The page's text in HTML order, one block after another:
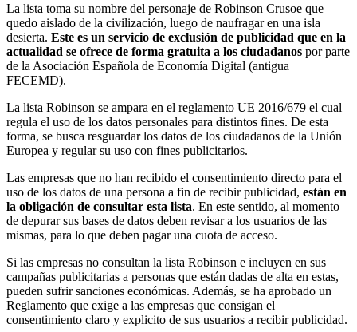
La lista toma su nombre del personaje de Robinson Crusoe que
quedo aislado de la civilización, luego de naufragar en una isla
desierta. Este es un servicio de exclusión de publicidad que en la
actualidad se ofrece de forma gratuita a los ciudadanos por parte
de la Asociación Española de Economía Digital (antigua
FECEMD).
La lista Robinson se ampara en el reglamento UE 2016/679 el cual
regula el uso de los datos personales para distintos fines. De esta
forma, se busca resguardar los datos de los ciudadanos de la Unión
Europea y regular su uso con fines publicitarios.
Las empresas que no han recibido el consentimiento directo para el
uso de los datos de una persona a fin de recibir publicidad, están en
la obligación de consultar esta lista. En este sentido, al momento
de depurar sus bases de datos deben revisar a los usuarios de las
mismas, para lo que deben pagar una cuota de acceso.
Si las empresas no consultan la lista Robinson e incluyen en sus
campañas publicitarias a personas que están dadas de alta en estas,
pueden sufrir sanciones económicas. Además, se ha aprobado un
Reglamento que exige a las empresas que consigan el
consentimiento claro y explicito de sus usuarios a recibir publicidad.